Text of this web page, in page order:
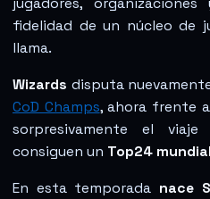
fidelidad de un núcleo de
llama.
Wizards disputa
CoD Champs, ahora frente
sorpresivamente el
consiguen un Top24 mundial
En esta temporada nace